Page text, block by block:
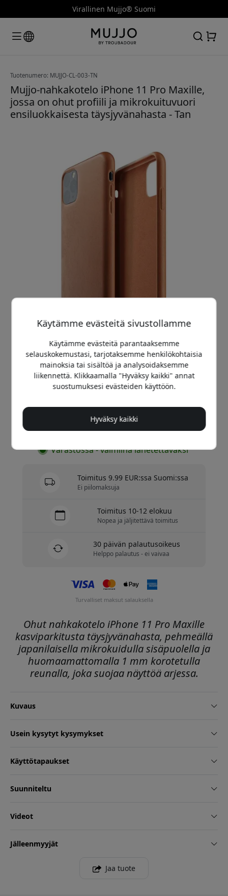
Virallinen Mujjo® Suomi
Tuotenumero: MUJJO-CL-003-TN
Mujjo-nahkakotelo iPhone 11 Pro Maxille,
jossa on ohut profiili ja mikrokuituvuori
ensiluokkaisesta täysjyvänahasta - Tan
Suositeltava hinta
29.99 EUR
Osta nyt
Varastossa - valmiina lähetettäväksi
Toimitus 9.99 EUR:ssa Suomi:ssa
Ei piilomaksuja
Toimitus 10-12 elokuu
Nopea ja jäljitettävä toimitus
30 päivän palautusoikeus
Helppo palautus - ei vaivaa
Turvalliset maksut salauksella
Ohut nahkakotelo iPhone 11 Pro Maxille
kasviparkitusta täysjyvänahasta, pehmeällä
japanilaisella mikrokuidulla sisäpuolella ja
huomaamattomalla 1 mm korotetulla
reunalla, joka suojaa näyttöä arjessa.
Kuvaus
Usein kysytyt kysymykset
Käyttötapaukset
Suunniteltu
Videot
Jälleenmyyjät
Jaa tuote
Käytämme evästeitä sivustollamme
Käytämme evästeitä parantaaksemme
selauskokemustasi, tarjotaksemme henkilökohtaisia
mainoksia tai sisältöä ja analysoidaksemme
liikennettä. Klikkaamalla "Hyväksy kaikki" annat
suostumuksesi evästeiden käyttöön.
Hyväksy kaikki